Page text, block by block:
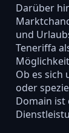
Darüber
und
Teneriffa
Ob es sich
oder
Domain ist